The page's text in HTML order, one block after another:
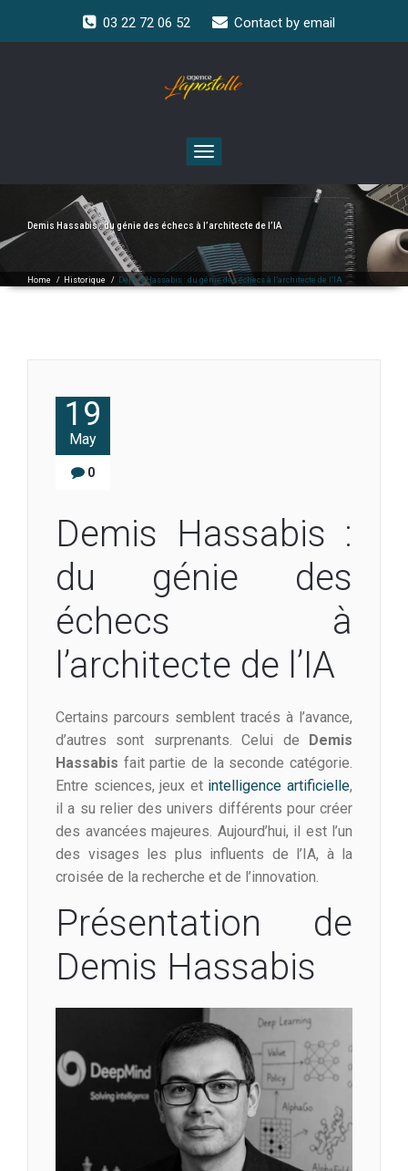
03 22 72 06 52 Contact by email
Toggle
navigation
Demis Hassabis : du génie des échecs à l’architecte de l’IA
Home / Historique / Demis Hassabis : du génie des échecs à l’architecte de l’IA
19
May
0
Demis Hassabis :
du génie des
échecs à
l’architecte de l’IA
Certains parcours semblent tracés à l’avance,
d’autres sont surprenants. Celui de Demis
Hassabis fait partie de la seconde catégorie.
Entre sciences, jeux et intelligence artificielle,
il a su relier des univers différents pour créer
des avancées majeures. Aujourd’hui, il est l’un
des visages les plus influents de l’IA, à la
croisée de la recherche et de l’innovation.
Présentation de
Demis Hassabis